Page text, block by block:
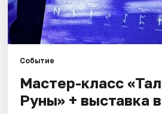
Спорт
События
Города
Площадки
Событие
Мастер-класс
Руны» + выставка